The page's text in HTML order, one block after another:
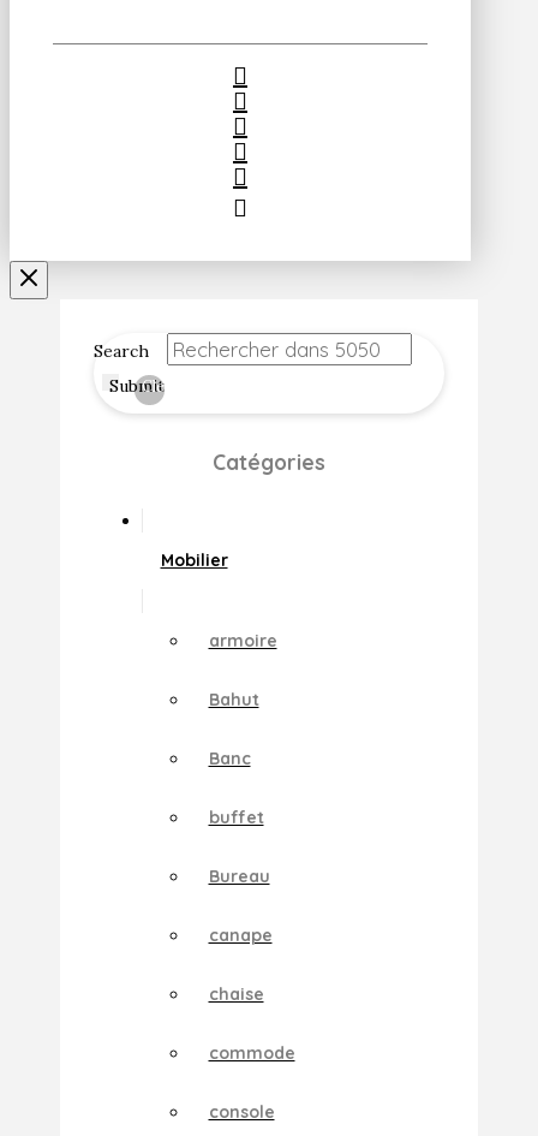
Search
Submit
Clear
Catégories
Mobilier
armoire
Bahut
Banc
buffet
Bureau
canape
chaise
commode
console